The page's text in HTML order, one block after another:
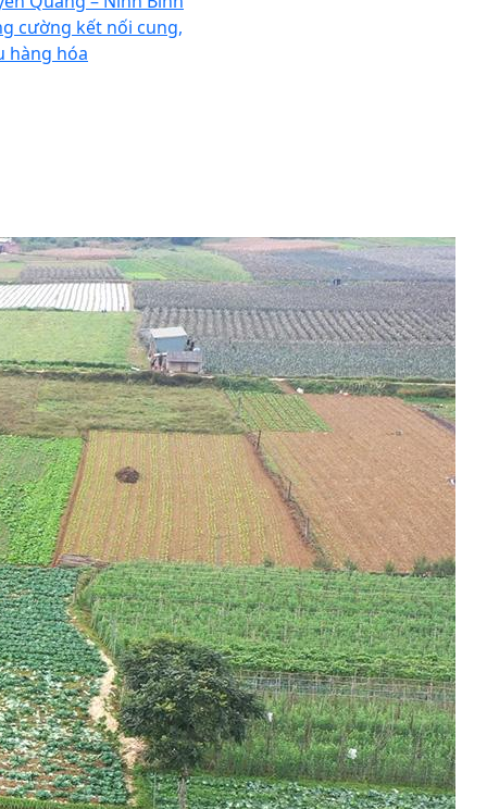
cường kết nối cung,
hàng hóa